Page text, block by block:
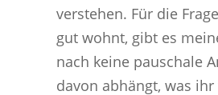
verstehen. Für die
gut wohnt, gibt es
nach keine pauschale
davon abhängt, was